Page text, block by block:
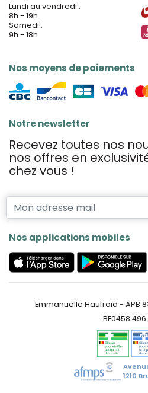
Lundi au vendredi :
8h - 19h
Samedi :
9h - 18h
Nos moyens de paiements
Notre newsletter
Recevez toutes nos
nos offres en
chez vous !
Nos applications mobiles
Emmanuelle Haufroid - APB
1210